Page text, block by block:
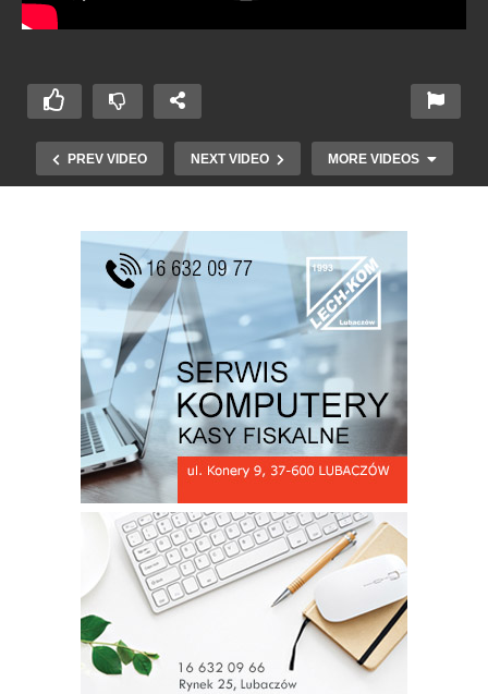
PREV VIDEO NEXT VIDEO MORE VIDEOS
CIESZANÓW ROCK FESTIWAL Dzień 2